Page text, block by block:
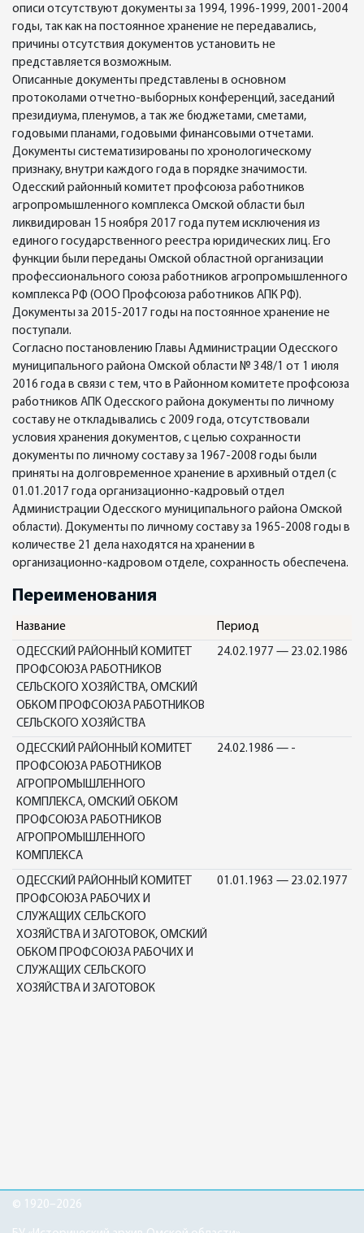
описи отсутствуют документы за 1994, 1996-1999, 2001-2004
годы, так как на постоянное хранение не передавались,
причины отсутствия документов установить не
представляется возможным.
Описанные документы представлены в основном
протоколами отчетно-выборных конференций, заседаний
президиума, пленумов, а так же бюджетами, сметами,
годовыми планами, годовыми финансовыми отчетами.
Документы систематизированы по хронологическому
признаку, внутри каждого года в порядке значимости.
Одесский районный комитет профсоюза работников
агропромышленного комплекса Омской области был
ликвидирован 15 ноября 2017 года путем исключения из
единого государственного реестра юридических лиц. Его
функции были переданы Омской областной организации
профессионального союза работников агропромышленного
комплекса РФ (ООО Профсоюза работников АПК РФ).
Документы за 2015-2017 годы на постоянное хранение не
поступали.
Согласно постановлению Главы Администрации Одесского
муниципального района Омской области № 348/1 от 1 июля
2016 года в связи с тем, что в Районном комитете профсоюза
работников АПК Одесского района документы по личному
составу не откладывались с 2009 года, отсутствовали
условия хранения документов, с целью сохранности
документы по личному составу за 1967-2008 годы были
приняты на долговременное хранение в архивный отдел (с
01.01.2017 года организационно-кадровый отдел
Администрации Одесского муниципального района Омской
области). Документы по личному составу за 1965-2008 годы в
количестве 21 дела находятся на хранении в
организационно-кадровом отделе, сохранность обеспечена.
Переименования
Название Период
ОДЕССКИЙ РАЙОННЫЙ КОМИТЕТ
ПРОФСОЮЗА РАБОТНИКОВ
СЕЛЬСКОГО ХОЗЯЙСТВА, ОМСКИЙ
ОБКОМ ПРОФСОЮЗА РАБОТНИКОВ
СЕЛЬСКОГО ХОЗЯЙСТВА
24.02.1977 — 23.02.1986
ОДЕССКИЙ РАЙОННЫЙ КОМИТЕТ
ПРОФСОЮЗА РАБОТНИКОВ
АГРОПРОМЫШЛЕННОГО
КОМПЛЕКСА, ОМСКИЙ ОБКОМ
ПРОФСОЮЗА РАБОТНИКОВ
АГРОПРОМЫШЛЕННОГО
КОМПЛЕКСА
24.02.1986 — -
ОДЕССКИЙ РАЙОННЫЙ КОМИТЕТ
ПРОФСОЮЗА РАБОЧИХ И
СЛУЖАЩИХ СЕЛЬСКОГО
ХОЗЯЙСТВА И ЗАГОТОВОК, ОМСКИЙ
ОБКОМ ПРОФСОЮЗА РАБОЧИХ И
СЛУЖАЩИХ СЕЛЬСКОГО
ХОЗЯЙСТВА И ЗАГОТОВОК
01.01.1963 — 23.02.1977
© 1920–2026